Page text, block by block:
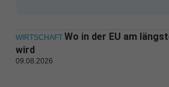
WIRTSCHAFT Wo in der EU am
wird
09.08.2026